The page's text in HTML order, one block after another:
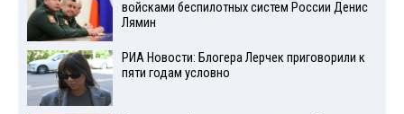
войсками беспилотных систем России Денис
Лямин
РИА Новости: Блогера Лерчек приговорили к
пяти годам условно